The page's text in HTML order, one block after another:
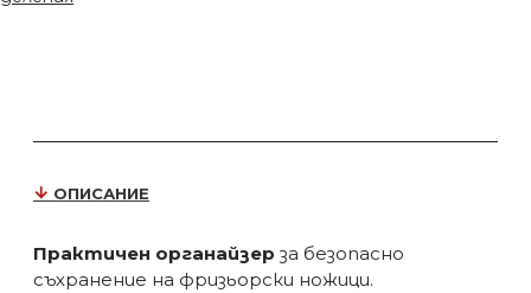
ОПИСАНИЕ
Практичен органайзер за безопасно
съхранение на фризьорски ножици.